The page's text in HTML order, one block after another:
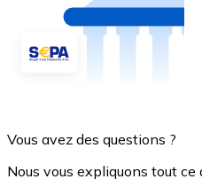
Vous avez des questions ?
Nous vous expliquons tout ce